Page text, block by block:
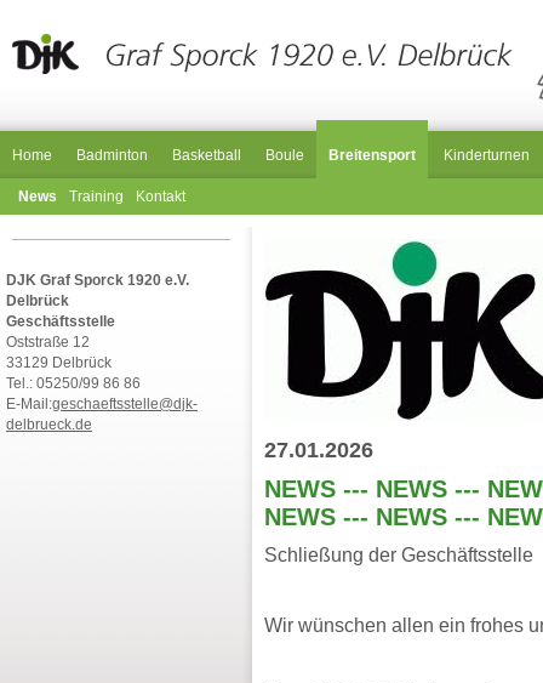
Home Badminton Basketball Boule Breitensport Kinderturnen
News Training Kontakt
DJK Graf Sporck 1920 e.V.
Delbrück
Geschäftsstelle
Oststraße 12
33129 Delbrück
Tel.: 05250/99 86 86
E-Mail:geschaeftsstelle@djk-
delbrueck.de
27.01.2026
NEWS --- NEWS ---
NEWS --- NEWS ---
Schließung der Geschäftsstelle
Wir wünschen allen ein frohes